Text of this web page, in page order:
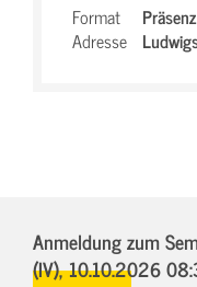
Format
Präsenz
Adresse
Anmeldung zum
(IV),10.10.2026